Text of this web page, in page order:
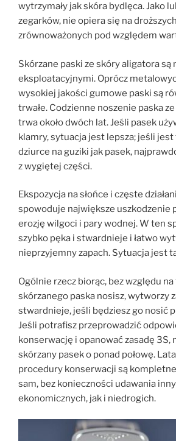
wytrzymały jak skóra bydlęca. Jako
zegarków, nie opiera się na
zrównoważonych pod względem
Skórzane paski ze skóry aligatora są
eksploatacyjnymi. Oprócz
wysokiej jakości gumowe paski są
trwałe. Codzienne noszenie paska
trwa około dwóch lat. Jeśli pasek
klamry, sytuacja jest lepsza; jeśli
dziurce na guziki jak pasek,
z wygiętej części.
Ekspozycja na słońce i częste
spowoduje największe uszkodzenie
erozję wilgoci i pary wodnej. W ten
szybko pęka i stwardnieje i łatwo
nieprzyjemny zapach. Sytuacja jest
Ogólnie rzecz biorąc, bez względu
skórzanego paska nosisz, wytworzy
stwardnieje, jeśli będziesz go nosić
Jeśli potrafisz przeprowadzić
konserwację i opanować zasadę 3S,
skórzany pasek o ponad połowę.
procedury konserwacji są
sam, bez konieczności udawania
ekonomicznych, jak i niedrogich.